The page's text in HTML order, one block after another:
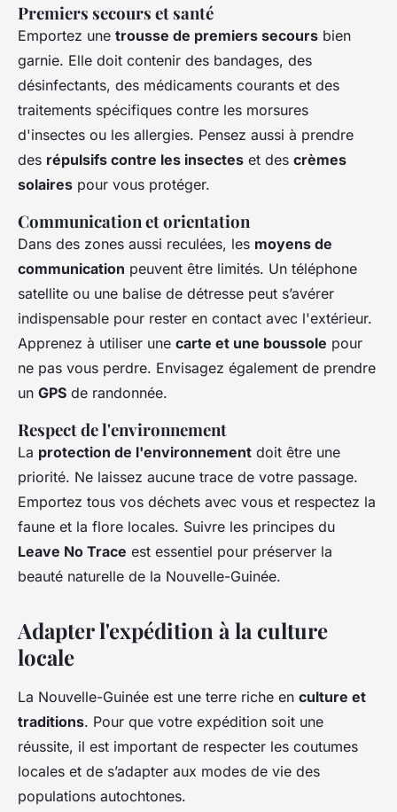
Premiers secours et santé
Emportez une trousse de premiers secours bien
garnie. Elle doit contenir des bandages, des
désinfectants, des médicaments courants et des
traitements spécifiques contre les morsures
d'insectes ou les allergies. Pensez aussi à prendre
des répulsifs contre les insectes et des crèmes
solaires pour vous protéger.
Communication et orientation
Dans des zones aussi reculées, les moyens de
communication peuvent être limités. Un téléphone
satellite ou une balise de détresse peut s’avérer
indispensable pour rester en contact avec l'extérieur.
Apprenez à utiliser une carte et une boussole pour
ne pas vous perdre. Envisagez également de prendre
un GPS de randonnée.
Respect de l'environnement
La protection de l'environnement doit être une
priorité. Ne laissez aucune trace de votre passage.
Emportez tous vos déchets avec vous et respectez la
faune et la flore locales. Suivre les principes du
Leave No Trace est essentiel pour préserver la
beauté naturelle de la Nouvelle-Guinée.
Adapter l'expédition à la culture
locale
La Nouvelle-Guinée est une terre riche en culture et
traditions. Pour que votre expédition soit une
réussite, il est important de respecter les coutumes
locales et de s’adapter aux modes de vie des
populations autochtones.